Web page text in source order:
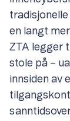
en langt
ZTA legger
stole på –
innsiden av